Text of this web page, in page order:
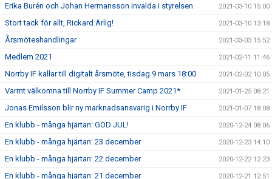
Erika Burén och Johan Hermansson invalda i styrelsen 2021-03-10 15:00
Stort tack för allt, Rickard Ärlig! 2021-03-10 13:18
Årsmöteshandlingar 2021-03-03 15:52
Medlem 2021 2021-02-11 11:46
Norrby IF kallar till digitalt årsmöte, tisdag 9 mars 18:00 2021-02-02 10:05
Varmt välkomna till Norrby IF Summer Camp 2021* 2021-01-25 08:21
Jonas Emilsson blir ny marknadsansvarig i Norrby IF 2021-01-07 18:08
En klubb - många hjärtan: GOD JUL! 2020-12-24 08:06
En klubb - många hjärtan: 23 december 2020-12-23 14:10
En klubb - många hjärtan: 22 december 2020-12-22 12:23
En klubb - många hjärtan: 21 december 2020-12-21 12:51